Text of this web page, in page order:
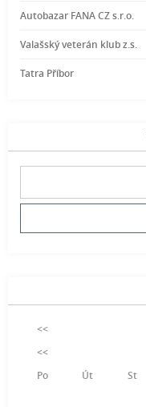
Autobazar FANA CZ s.r.o.
Valašský veterán klub z.s.
Tatra Příbor
<<
<<
Po
Út St